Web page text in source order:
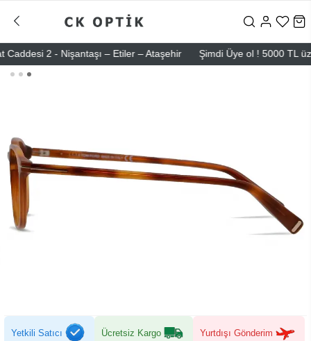
2 - Nişantaşı – Etiler – Ataşehir Şimdi Üye ol ! 5000 TL üzeri
Yetkili Satıcı Ücretsiz Kargo Yurtdışı Gönderim